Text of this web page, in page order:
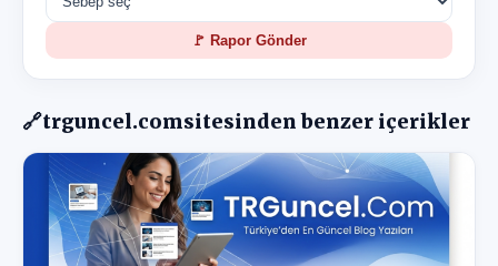
🚩 Rapor Gönder
🔗trguncel.comsitesinden benzer içerikler